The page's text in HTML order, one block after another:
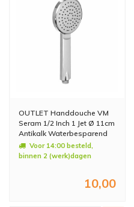
OUTLET Handdouche VM
Seram 1/2 Inch 1 Jet Ø 11cm
Antikalk Waterbesparend
Voor 14:00 besteld,
binnen 2 (werk)dagen
10,00